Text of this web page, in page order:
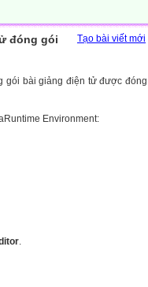
Tạo bài viết mới
đóng gói
gói bài giảng điện tử được đóng
Environment:
.